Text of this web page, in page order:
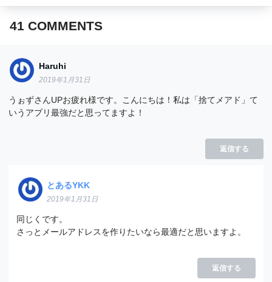
41 COMMENTS
Haruhi
2019年1月31日
うぉずさんUPお疲れ様です。こんにちは！私は「捨てメアド」て
いうアプリ最強だと思ってますよ！
返信する
とあるYKK
2019年1月31日
同じくです。
さっとメールアドレスを作りたいなら最適だと思いますよ。
返信する